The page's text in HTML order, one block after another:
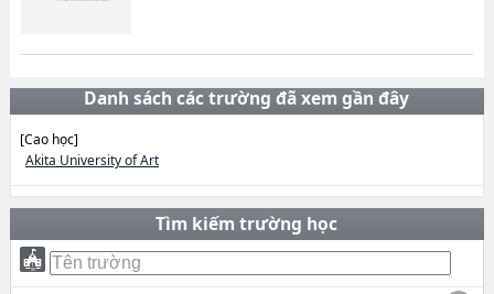
Danh sách các trường đã xem gần đây
[Cao học]
Akita University of Art
Tìm kiếm trường học